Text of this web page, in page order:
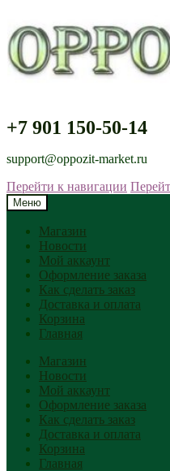
+7 901 150-50-14
support@oppozit-market.ru
Перейти к навигации
Меню
Магазин
Новости
Мой аккаунт
Оформление заказа
Как сделать заказ
Доставка и оплата
Корзина
Главная
Магазин
Новости
Мой аккаунт
Оформление заказа
Как сделать заказ
Доставка и оплата
Корзина
Главная